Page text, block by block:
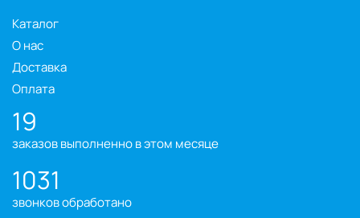
Каталог
О нас
Доставка
Оплата
19
заказов выполненно в этом месяце
1031
звонков обработано